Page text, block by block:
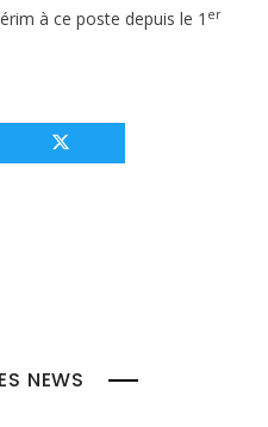
à ce poste depuis le 1 er
NEWS